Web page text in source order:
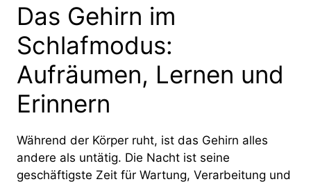
Das Gehirn im
Schlafmodus:
Aufräumen, Lernen und
Erinnern
Während der Körper ruht, ist das Gehirn alles
andere als untätig. Die Nacht ist seine
geschäftigste Zeit für Wartung, Verarbeitung und